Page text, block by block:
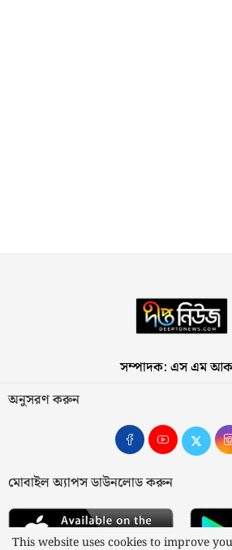
সম্পাদক: এস এম
অনুসরণ করুন
মোবাইল অ্যাপস ডাউনলোড করুন
This website uses cookies to improve